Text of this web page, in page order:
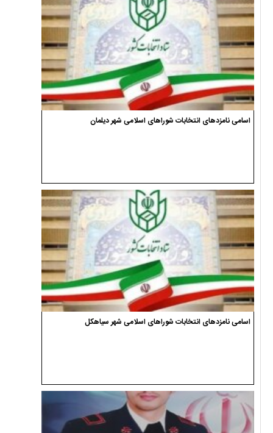
اسامی نامزدهای انتخابات شوراهای اسلامی شهر دیلمان
اسامی نامزدهای انتخابات شوراهای اسلامی شهر سیاهکل